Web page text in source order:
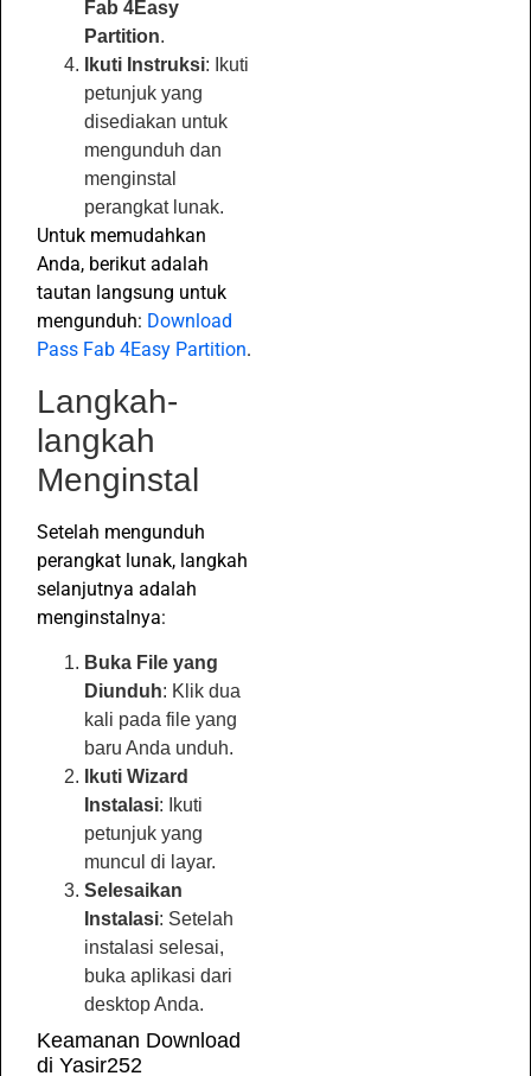
Fab 4Easy
Partition.
Ikuti Instruksi: Ikuti
petunjuk yang
disediakan untuk
mengunduh dan
menginstal
perangkat lunak.
Untuk memudahkan
Anda, berikut adalah
tautan langsung untuk
mengunduh: Download
Pass Fab 4Easy Partition.
Langkah-
langkah
Menginstal
Setelah mengunduh
perangkat lunak, langkah
selanjutnya adalah
menginstalnya:
Buka File yang
Diunduh: Klik dua
kali pada file yang
baru Anda unduh.
Ikuti Wizard
Instalasi: Ikuti
petunjuk yang
muncul di layar.
Selesaikan
Instalasi: Setelah
instalasi selesai,
buka aplikasi dari
desktop Anda.
Keamanan Download
di Yasir252